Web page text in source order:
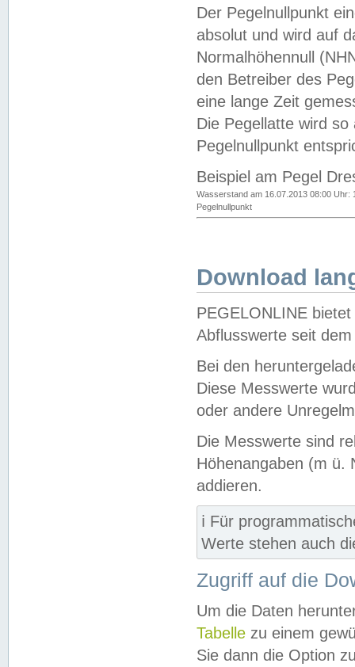
Der Pegelnullpunkt
absolut und wird auf
Normalhöhennull
den Betreiber des
eine lange Zeit
Die Pegellatte wird
Pegelnullpunkt
Beispiel am Pegel
Wasserstand am 16.07.2013 08:00 Uhr:
Pegelnullpunkt
Download
PEGELONLINE
Abflusswerte seit
Bei den
Diese Messwerte
oder andere
Die Messwerte sind
Höhenangaben (m ü.
addieren.
ℹ️ Für
Werte stehen auch
Zugriff auf die
Um die Daten
Tabelle zu einem
Sie dann die Option